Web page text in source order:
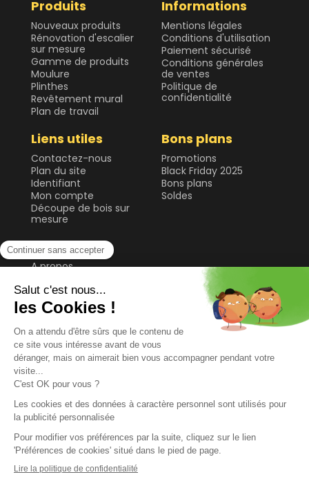
Produits
Nouveaux produits
Rénovation d'escalier
sur mesure
Gamme de produits
Moulure
Plinthes
Revêtement mural
Plan de travail
Informations
Mentions légales
Conditions d'utilisation
Paiement sécurisé
Conditions générales
de ventes
Politique de
confidentialité
Liens utiles
Contactez-nous
Plan du site
Identifiant
Mon compte
Découpe de bois sur
mesure
Bons plans
Promotions
Black Friday 2025
Bons plans
Soldes
Forestea
A propos
durablement
Guide & Conseils
Plateau de table et
bureau
Sol
Tablette et étagère
Tasseau, planche et
lame
© 2026 FORESTEA
TOUS DROITS RÉSERVÉS
MENTIONS LEGALES
PLAN DU SITE